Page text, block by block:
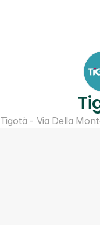
Tigotà - Via Della